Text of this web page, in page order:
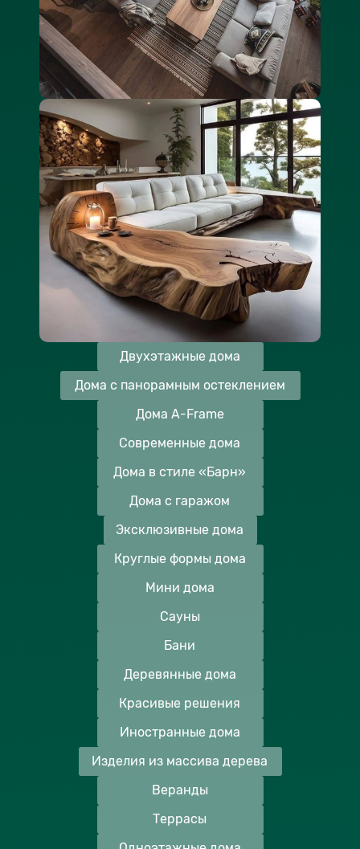
Двухэтажные дома
Дома с панорамным остеклением
Дома A-Frame
Современные дома
Дома в стиле «Барн»
Дома с гаражом
Эксклюзивные дома
Круглые формы дома
Мини дома
Сауны
Бани
Деревянные дома
Красивые решения
Иностранные дома
Изделия из массива дерева
Веранды
Террасы